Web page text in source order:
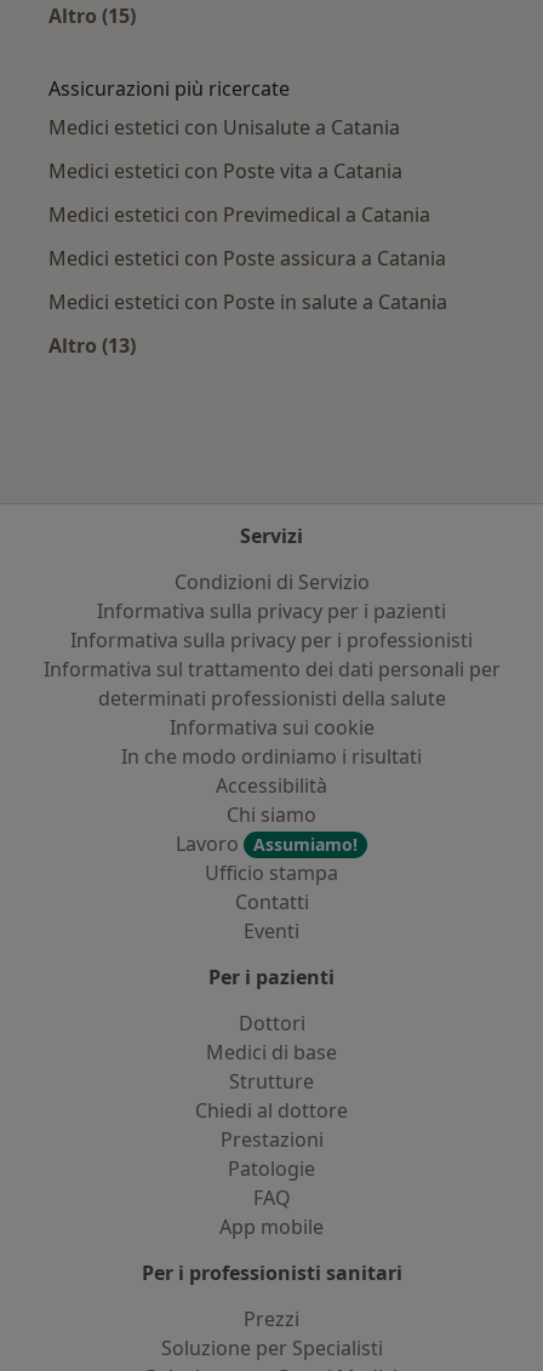
Altro (15)
Assicurazioni più ricercate
Medici estetici con Unisalute a Catania
Medici estetici con Poste vita a Catania
Medici estetici con Previmedical a Catania
Medici estetici con Poste assicura a Catania
Medici estetici con Poste in salute a Catania
Altro (13)
Servizi
Condizioni di Servizio
Informativa sulla privacy per i pazienti
Informativa sulla privacy per i professionisti
Informativa sul trattamento dei dati personali per
determinati professionisti della salute
Informativa sui cookie
In che modo ordiniamo i risultati
Accessibilità
Chi siamo
Lavoro
Assumiamo!
Ufficio stampa
Contatti
Eventi
Per i pazienti
Dottori
Medici di base
Strutture
Chiedi al dottore
Prestazioni
Patologie
FAQ
App mobile
Per i professionisti sanitari
Prezzi
Soluzione per Specialisti